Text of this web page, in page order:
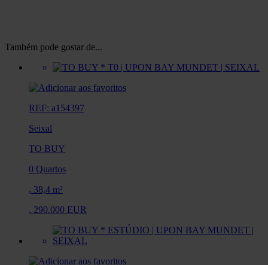
Também pode gostar de...
REF: a154397
Seixal
TO BUY
0 Quartos
, 38,4 m²
, 290.000 EUR